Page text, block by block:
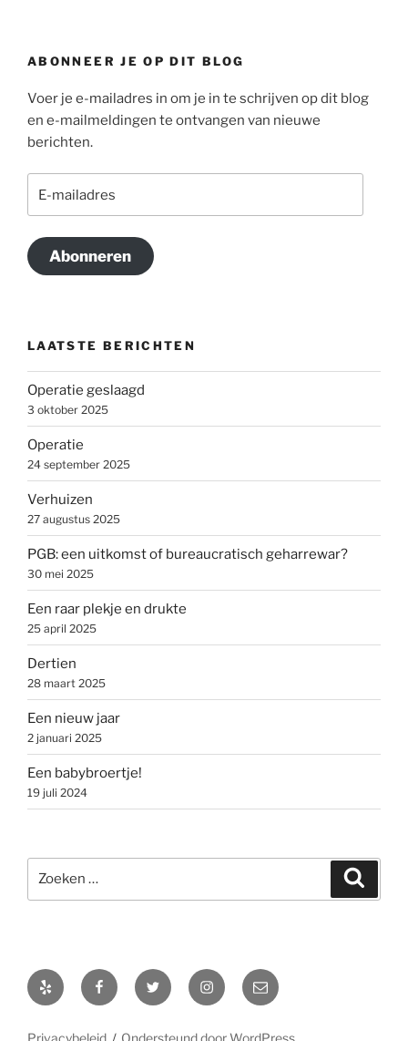
ABONNEER JE OP DIT BLOG
Voer je e-mailadres in om je in te schrijven op dit blog
en e-mailmeldingen te ontvangen van nieuwe
berichten.
Abonneren
LAATSTE BERICHTEN
Operatie geslaagd
3 oktober 2025
Operatie
24 september 2025
Verhuizen
27 augustus 2025
PGB: een uitkomst of bureaucratisch geharrewar?
30 mei 2025
Een raar plekje en drukte
25 april 2025
Dertien
28 maart 2025
Een nieuw jaar
2 januari 2025
Een babybroertje!
19 juli 2024
naar:
Yelp FacebookTwitter Instagram
E-
mail
Privacybeleid Ondersteund door WordPress